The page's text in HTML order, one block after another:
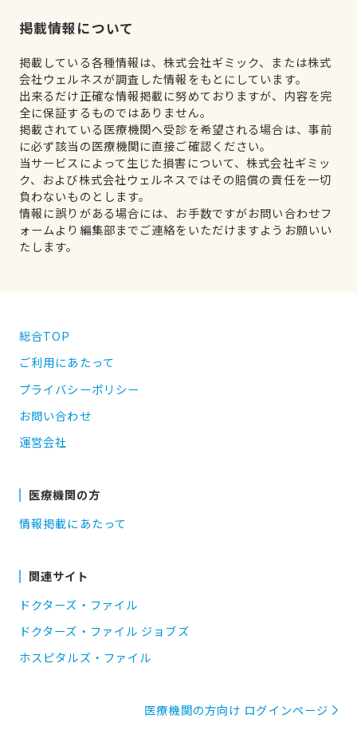
掲載情報について
掲載している各種情報は、株式会社ギミック、または株式
会社ウェルネスが調査した情報をもとにしています。
出来るだけ正確な情報掲載に努めておりますが、内容を完
全に保証するものではありません。
掲載されている医療機関へ受診を希望される場合は、事前
に必ず該当の医療機関に直接ご確認ください。
当サービスによって生じた損害について、株式会社ギミッ
ク、および株式会社ウェルネスではその賠償の責任を一切
負わないものとします。
情報に誤りがある場合には、お手数ですがお問い合わせフ
ォームより編集部までご連絡をいただけますようお願いい
たします。
総合TOP
ご利用にあたって
プライバシーポリシー
お問い合わせ
運営会社
医療機関の方
情報掲載にあたって
関連サイト
ドクターズ・ファイル
ドクターズ・ファイル ジョブズ
ホスピタルズ・ファイル
医療機関の方向け ログインページ